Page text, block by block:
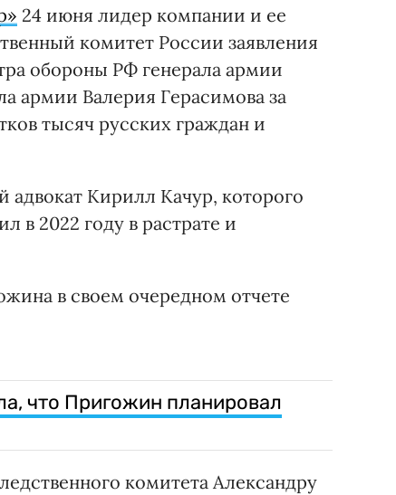
24 июня лидер компании и ее
комитет России заявления
обороны РФ генерала армии
армии Валерия Герасимова за
тысяч русских граждан и
адвокат Кирилл Качур, которого
в 2022 году в растрате и
в своем очередном отчете
что Пригожин планировал
комитета Александру